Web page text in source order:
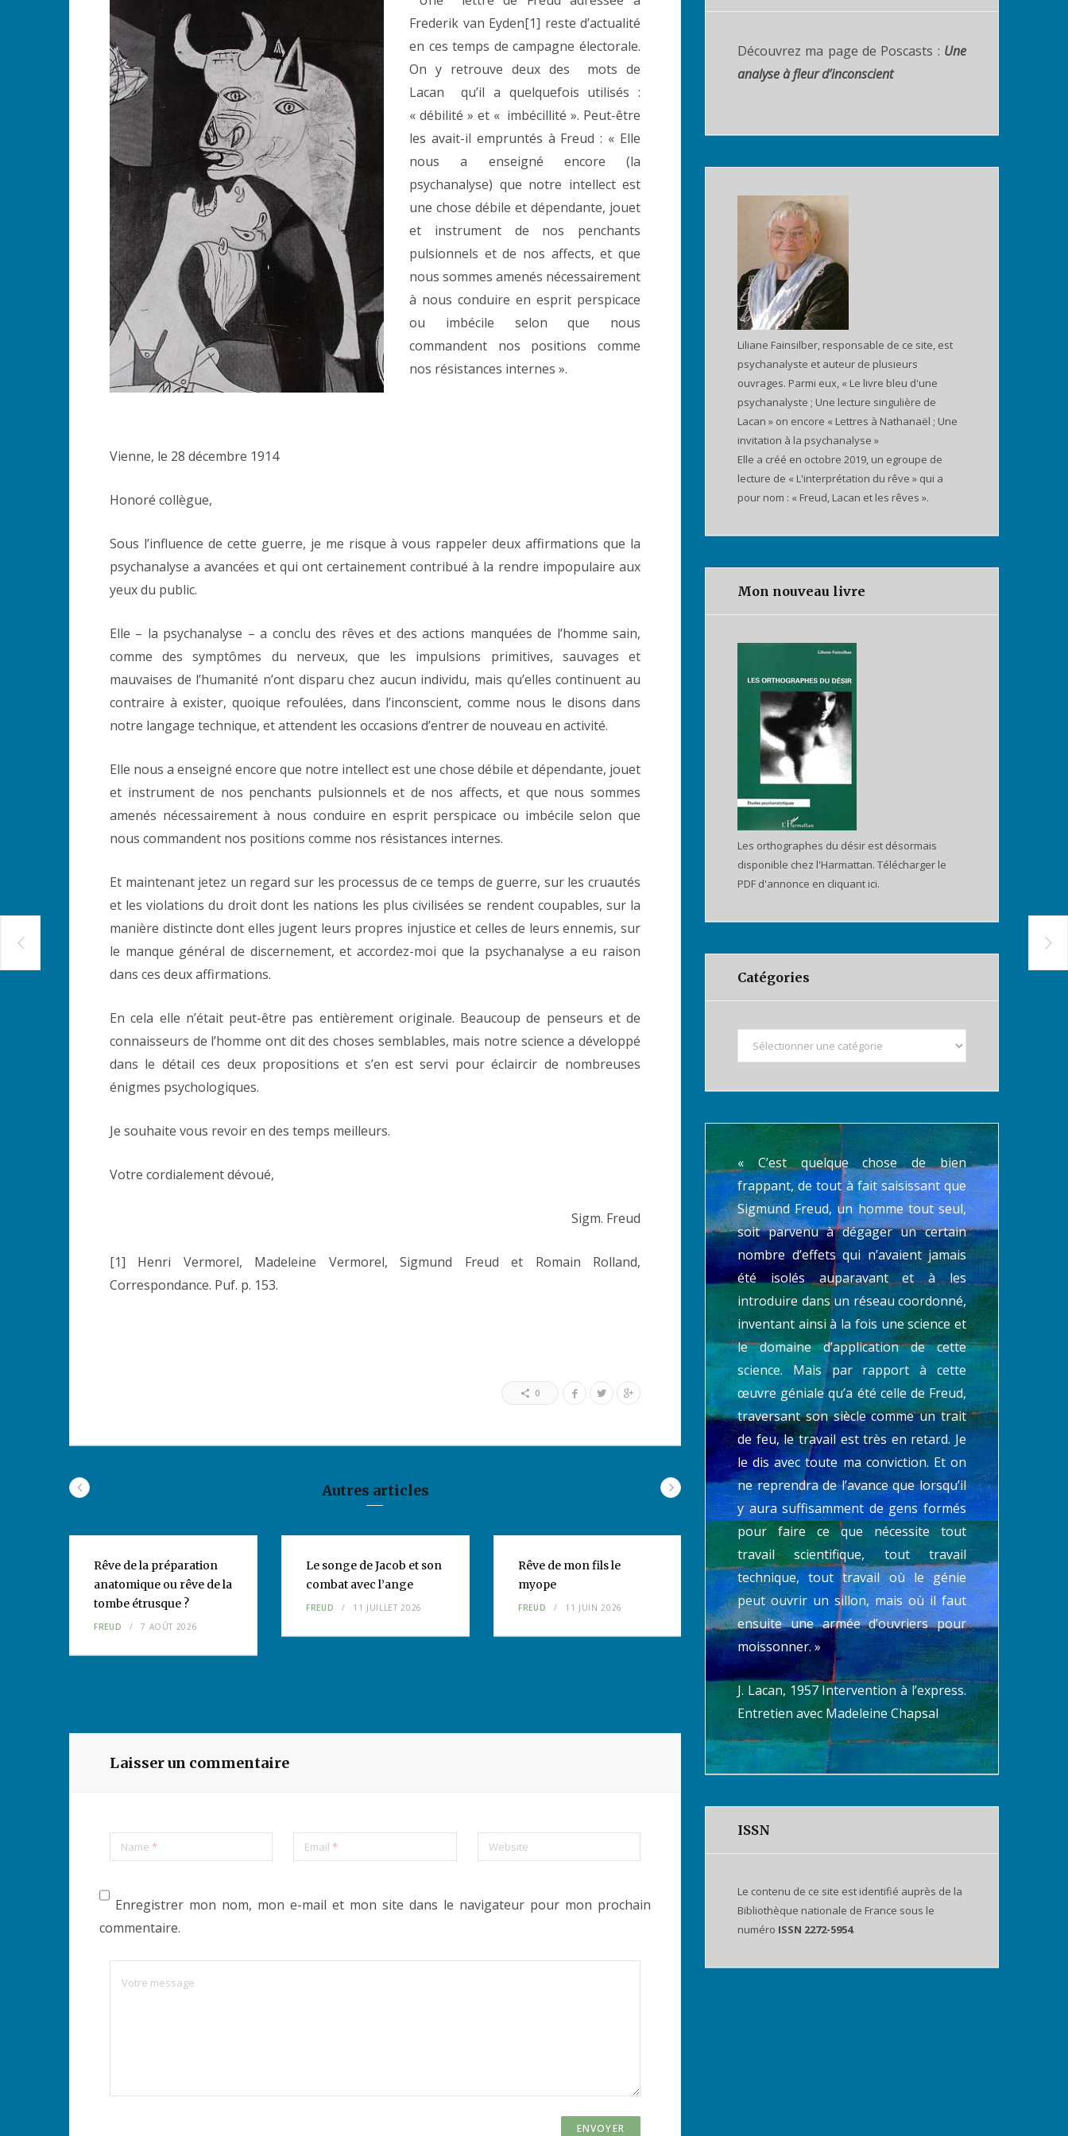
Frederik van Eyden[1] reste d’actualité
en ces temps de campagne électorale.
On y retrouve deux des mots de
Lacan qu’il a quelquefois utilisés :
« débilité » et « imbécillité ». Peut-être
les avait-il empruntés à Freud : « Elle
nous a enseigné encore (la
psychanalyse) que notre intellect est
une chose débile et dépendante, jouet
et instrument de nos penchants
pulsionnels et de nos affects, et que
nous sommes amenés nécessairement
à nous conduire en esprit perspicace
ou imbécile selon que nous
commandent nos positions comme
nos résistances internes ».
Vienne, le 28 décembre 1914
Honoré collègue,
Sous l’influence de cette guerre, je me risque à vous rappeler deux affirmations que la
psychanalyse a avancées et qui ont certainement contribué à la rendre impopulaire aux
yeux du public.
Elle – la psychanalyse – a conclu des rêves et des actions manquées de l’homme sain,
comme des symptômes du nerveux, que les impulsions primitives, sauvages et
mauvaises de l’humanité n’ont disparu chez aucun individu, mais qu’elles continuent au
contraire à exister, quoique refoulées, dans l’inconscient, comme nous le disons dans
notre langage technique, et attendent les occasions d’entrer de nouveau en activité.
Elle nous a enseigné encore que notre intellect est une chose débile et dépendante, jouet
et instrument de nos penchants pulsionnels et de nos affects, et que nous sommes
amenés nécessairement à nous conduire en esprit perspicace ou imbécile selon que
nous commandent nos positions comme nos résistances internes.
Et maintenant jetez un regard sur les processus de ce temps de guerre, sur les cruautés
et les violations du droit dont les nations les plus civilisées se rendent coupables, sur la
manière distincte dont elles jugent leurs propres injustice et celles de leurs ennemis, sur
le manque général de discernement, et accordez-moi que la psychanalyse a eu raison
dans ces deux affirmations.
En cela elle n’était peut-être pas entièrement originale. Beaucoup de penseurs et de
connaisseurs de l’homme ont dit des choses semblables, mais notre science a développé
dans le détail ces deux propositions et s’en est servi pour éclaircir de nombreuses
énigmes psychologiques.
Je souhaite vous revoir en des temps meilleurs.
Votre cordialement dévoué,
Sigm. Freud
[1] Henri Vermorel, Madeleine Vermorel, Sigmund Freud et Romain Rolland,
Correspondance. Puf. p. 153.
0
Autres articles
Rêve de la préparation
anatomique ou rêve de la
tombe étrusque ?
FREUD 7 AOÛT 2026
Le songe de Jacob et son
combat avec l’ange
FREUD 11 JUILLET 2026
Rêve de mon fils le
myope
FREUD 11 JUIN 2026
Trois histoires de fous.
Un rêve absurde où
Freud commence à
douter sérieusement des
théories de Fliess
FREUD 19 MAI 2026
Comment choisit-on
l’analyste avec qui on
veut entreprendre une
psychanalyse ?
FREUD 16 MAI 2026
Laisser un commentaire
Name * Email* Website
Enregistrer mon nom, mon e-mail et mon site dans le navigateur pour mon prochain
commentaire.
f
r
:
Découvrez ma page de Poscasts : Une
analyse à fleur d’inconscient
Liliane Fainsilber, responsable de ce site, est
psychanalyste et auteur de plusieurs
ouvrages. Parmi eux, « Le livre bleu d'une
psychanalyste ; Une lecture singulière de
Lacan » on encore « Lettres à Nathanaël ; Une
invitation à la psychanalyse »
Elle a créé en octobre 2019, un egroupe de
lecture de « L'interprétation du rêve » qui a
pour nom : « Freud, Lacan et les rêves ».
Mon nouveau livre
Les orthographes du désir est désormais
disponible chez l'Harmattan. Télécharger le
PDF d'annonce en cliquant ici.
Catégories
a
g
r
i
e
s
« C’est quelque chose de bien
frappant, de tout à fait saisissant que
Sigmund Freud, un homme tout seul,
soit parvenu à dégager un certain
nombre d’effets qui n’avaient jamais
été isolés auparavant et à les
introduire dans un réseau coordonné,
inventant ainsi à la fois une science et
le domaine d’application de cette
science. Mais par rapport à cette
œuvre géniale qu’a été celle de Freud,
traversant son siècle comme un trait
de feu, le travail est très en retard. Je
le dis avec toute ma conviction. Et on
ne reprendra de l’avance que lorsqu’il
y aura suffisamment de gens formés
pour faire ce que nécessite tout
travail scientifique, tout travail
technique, tout travail où le génie
peut ouvrir un sillon, mais où il faut
ensuite une armée d’ouvriers pour
moissonner. »
J. Lacan, 1957 Intervention à l’express.
Entretien avec Madeleine Chapsal
ISSN
Le contenu de ce site est identifié auprès de la
Bibliothèque nationale de France sous le
numéro ISSN 2272-5954.